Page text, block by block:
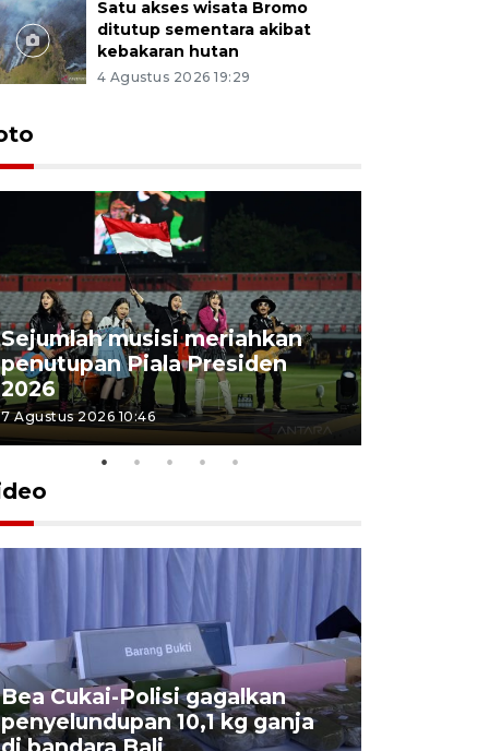
Satu akses wisata Bromo
ditutup sementara akibat
kebakaran hutan
4 Agustus 2026 19:29
Sejumlah musisi meriahkan
penutupan Piala Presiden
2026
7 Agustus 2026 10:46
Bea Cukai-Polisi gagalkan
penyelundupan 10,1 kg ganja